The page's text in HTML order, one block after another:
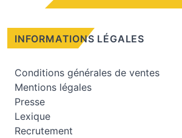
INFORMATIONS LÉGALES
Conditions générales de ventes
Mentions légales
Presse
Lexique
Recrutement